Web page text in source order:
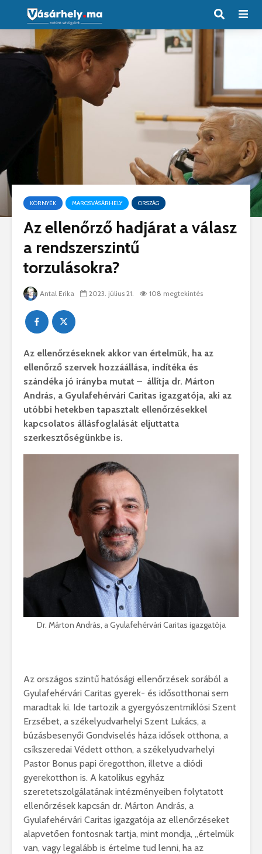
KÖRNYÉK MAROSVÁSÁRHELY ORSZÁG
Az ellenőrző hadjárat a válasz
a rendszerszintű
torzulásokra?
Antal Erika 2023. július 21. 108 megtekintés
Az ellenőrzéseknek akkor van értelmük, ha az
ellenőrző szervek hozzáállása, indítéka és
szándéka jó irányba mutat – állítja dr. Márton
András, a Gyulafehérvári Caritas igazgatója, aki az
utóbbi hetekben tapasztalt ellenőrzésekkel
kapcsolatos állásfoglalását eljuttatta
szerkesztőségünkbe is.
Dr. Márton András, a Gyulafehérvári Caritas igazgatója
Az országos szintű hatósági ellenőrzések sorából a
Gyulafehérvári Caritas gyerek- és idősotthonai sem
maradtak ki. Ide tartozik a gyergyószentmiklósi Szent
Erzsébet, a székelyudvarhelyi Szent Lukács, a
búzásbesenyői Gondviselés háza idősek otthona, a
csíkszeredai Védett otthon, a székelyudvarhelyi
Pastor Bonus papi öregotthon, illetve a diódi
gyerekotthon is. A katolikus egyház
szeretetszolgálatának intézményeiben folytatott
ellenőrzések kapcsán dr. Márton András, a
Gyulafehérvári Caritas igazgatója az ellenőrzéseket
alapvetően fontosnak tartja, mint mondja, „értelmük
van, vagy legalább is értelme tud lenni, ha az